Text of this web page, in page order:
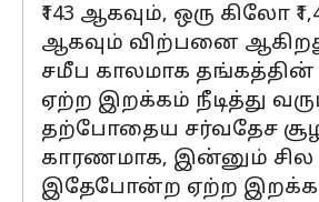
₹143 ஆகவும், ஒரு கிலோ
ஆகவும் விற்பனை
சமீப காலமாக
ஏற்ற இறக்கம் நீடித்து
தற்போதைய சர்வதேச
காரணமாக, இன்னும் சில
இதேபோன்ற ஏற்ற இறக்க